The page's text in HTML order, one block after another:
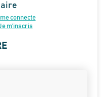
connecte
m’inscris